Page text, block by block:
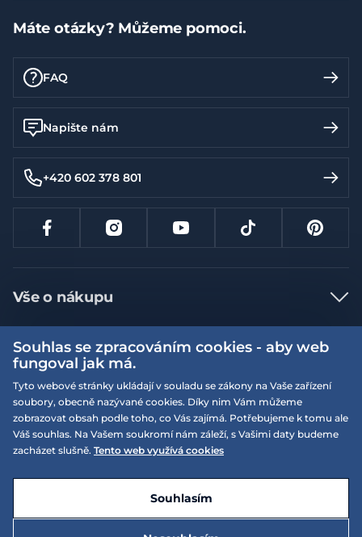
Máte otázky? Můžeme pomoci.
FAQ
Napište nám
+420 602 378 801
Vše o nákupu
Jak nakupovat
Nejčastější dotazy
Doprava a platba
Vrácení a výměna zboží
Reklamace
Více informací
Obchodní podmínky
Podmínky EQS věrnostního klubu
On-line katalogy
Dotace
Naše prodejny
EQS Rudná
EQS Praha 9 - Letňany
Souhlas se zpracováním cookies - aby web
fungoval jak má.
Tyto webové stránky ukládají v souladu se zákony na Vaše zařízení
soubory, obecně nazývané cookies. Díky nim Vám můžeme
zobrazovat obsah podle toho, co Vás zajímá. Potřebujeme k tomu ale
Váš souhlas. Na Vašem soukromí nám záleží, s Vašimi daty budeme
zacházet slušně. Tento web využívá cookies
Souhlasím